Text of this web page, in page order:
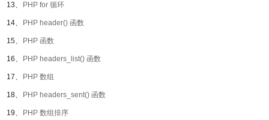
13、 PHP for 循环
14、 PHP header() 函数
15、 PHP 函数
16、 PHP headers_list() 函数
17、 PHP 数组
18、 PHP headers_sent() 函数
19、 PHP 数组排序